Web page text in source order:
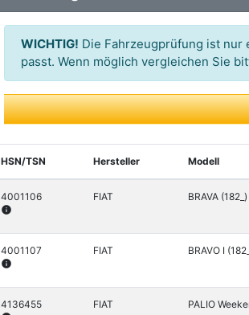
GLASER
GOETZE
WICHTIG! Die Fahrzeugprüfung ist nur
passt. Wenn möglich vergleichen Sie
HSN/TSN Hersteller Modell
4001106
info
FIAT BRAVA (182_)
4001107
info
FIAT BRAVO I
4136455 FIAT PALIO